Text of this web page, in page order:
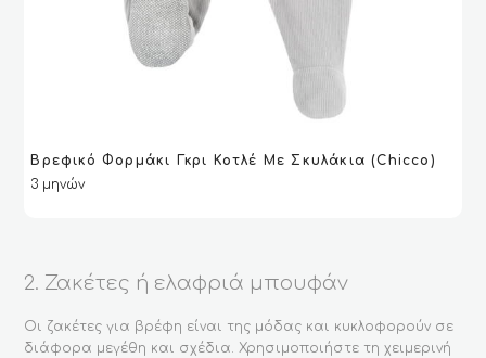
ΔΙΑΒΆΣΤΕ ΠΕΡΙΣΣΌΤΕΡΑ
ΔΙΑΒΆΣΤΕ ΠΕΡΙΣΣΌΤΕΡΑ
Βρεφικό Φορμάκι Γκρι Κοτλέ Με Σκυλάκια (Chicco)
3 μηνών
2. Ζακέτες ή ελαφριά μπουφάν
Οι ζακέτες για βρέφη είναι της μόδας και κυκλοφορούν σε
διάφορα μεγέθη και σχέδια. Χρησιμοποιήστε τη χειμερινή